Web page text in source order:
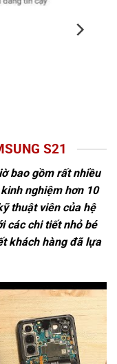
S21
bao gồm rất nhiều
nghiệm hơn 10
thuật viên của hệ
các chi tiết nhỏ bé
khách hàng đã lựa